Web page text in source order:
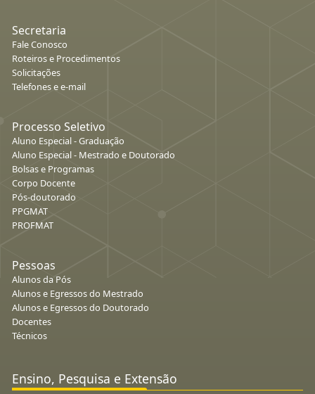
Secretaria
Fale Conosco
Roteiros e Procedimentos
Solicitações
Telefones e e-mail
Processo Seletivo
Aluno Especial - Graduação
Aluno Especial - Mestrado e Doutorado
Bolsas e Programas
Corpo Docente
Pós-doutorado
PPGMAT
PROFMAT
Pessoas
Alunos da Pós
Alunos e Egressos do Mestrado
Alunos e Egressos do Doutorado
Docentes
Técnicos
Ensino, Pesquisa e Extensão